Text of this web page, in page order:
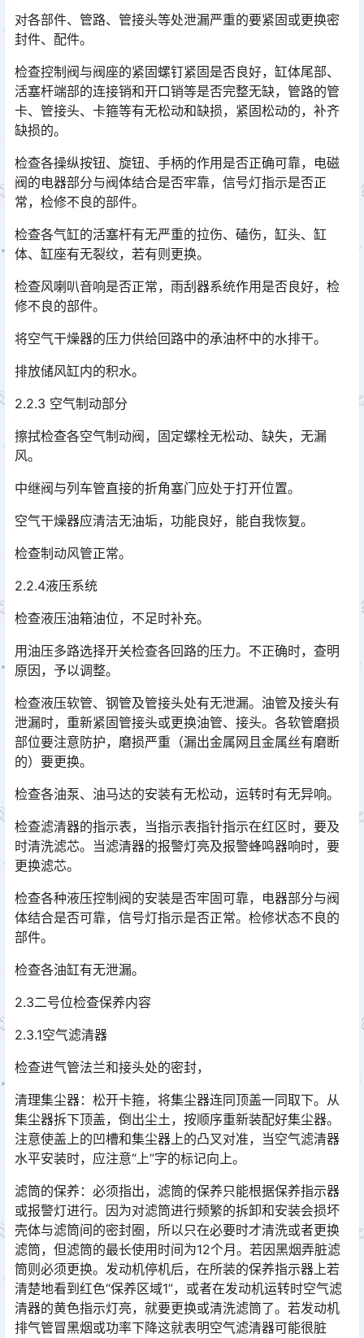
对各部件、管路、管接头等处泄漏严重的要紧固或更换密
封件、配件。
检查控制阀与阀座的紧固螺钉紧固是否良好，缸体尾部、
活塞杆端部的连接销和开口销等是否完整无缺，管路的管
卡、管接头、卡箍等有无松动和缺损，紧固松动的，补齐
缺损的。
检查各操纵按钮、旋钮、手柄的作用是否正确可靠，电磁
阀的电器部分与阀体结合是否牢靠，信号灯指示是否正
常，检修不良的部件。
检查各气缸的活塞杆有无严重的拉伤、磕伤，缸头、缸
体、缸座有无裂纹，若有则更换。
检查风喇叭音响是否正常，雨刮器系统作用是否良好，检
修不良的部件。
将空气干燥器的压力供给回路中的承油杯中的水排干。
排放储风缸内的积水。
2.2.3 空气制动部分
擦拭检查各空气制动阀，固定螺栓无松动、缺失，无漏
风。
中继阀与列车管直接的折角塞门应处于打开位置。
空气干燥器应清洁无油垢，功能良好，能自我恢复。
检查制动风管正常。
2.2.4液压系统
检查液压油箱油位，不足时补充。
用油压多路选择开关检查各回路的压力。不正确时，查明
原因，予以调整。
检查液压软管、钢管及管接头处有无泄漏。油管及接头有
泄漏时，重新紧固管接头或更换油管、接头。各软管磨损
部位要注意防护，磨损严重（漏出金属网且金属丝有磨断
的）要更换。󠅅󠅃󠄵󠅂󠄪󠇖󠆨󠆨󠇕󠆞󠆒󠅬󠇘󠆭󠆘󠇙󠆝󠅵󠇗󠆭󠆁󠄐󠇗󠅹󠅸󠇖󠆍󠅳󠇖󠅹󠅰󠇖󠆌󠅹
检查各油泵、油马达的安装有无松动，运转时有无异响。
检查滤清器的指示表，当指示表指针指示在红区时，要及
时清洗滤芯。当滤清器的报警灯亮及报警蜂鸣器响时，要
更换滤芯。
检查各种液压控制阀的安装是否牢固可靠，电器部分与阀
体结合是否可靠，信号灯指示是否正常。检修状态不良的
部件。
检查各油缸有无泄漏。
2.3二号位检查保养内容
2.3.1空气滤清器
检查进气管法兰和接头处的密封，
清理集尘器：松开卡箍，将集尘器连同顶盖一同取下。从
集尘器拆下顶盖，倒出尘土，按顺序重新装配好集尘器。
注意使盖上的凹槽和集尘器上的凸叉对准，当空气滤清器
水平安装时，应注意“上”字的标记向上。󠅅󠅃󠄵󠅂󠄪󠇖󠆨󠆨󠇕󠆞󠆒󠅬󠇘󠆭󠆘󠇙󠆝󠅵󠇗󠆭󠆁󠄐󠇗󠅹󠅸󠇖󠆍󠅳󠇖󠅹󠅰󠇖󠆌󠅹
滤筒的保养：必须指出，滤筒的保养只能根据保养指示器
或报警灯进行。因为对滤筒进行频繁的拆卸和安装会损坏
壳体与滤筒间的密封圈，所以只在必要时才清洗或者更换
滤筒，但滤筒的最长使用时间为12个月。若因黑烟弄脏滤
筒则必须更换。发动机停机后，在所装的保养指示器上若
清楚地看到红色“保养区域1”，或者在发动机运转时空气滤
清器的黄色指示灯亮，就要更换或清洗滤筒了。若发动机
排气管冒黑烟或功率下降这就表明空气滤清器可能很脏